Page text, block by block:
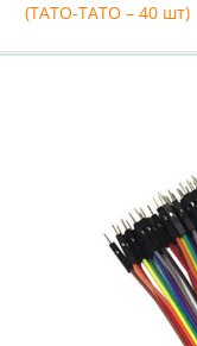
(ТАТО-ТАТО – 40 шт)